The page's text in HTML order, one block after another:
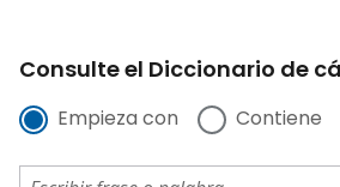
Consulte el Diccionario de
Empieza con Contiene